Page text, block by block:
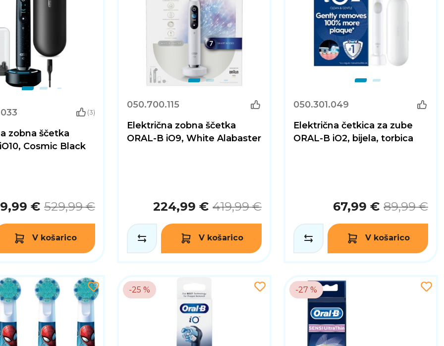
(3)
zobna ščetka
Cosmic Black
€ 529,99 €
V košarico
050.700.115
Električna zobna ščetka
ORAL-B iO9, White Alabaster
224,99 € 419,99 €
V košarico
050.301.049
Električna četkica za zube
ORAL-B iO2, bijela, torbica
67,99 € 89,99 €
V košarico
-25 % -27 %